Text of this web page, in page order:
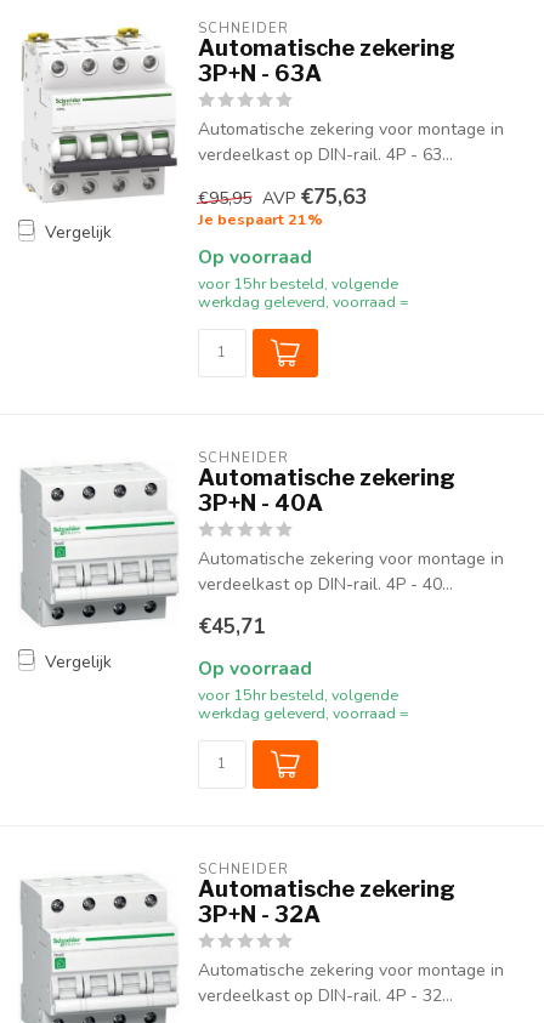
Vergelijk
SCHNEIDER
Automatische zekering
3P+N - 63A
Automatische zekering voor montage in
verdeelkast op DIN-rail. 4P - 63...
€95,95 AVP €75,63
Je bespaart 21%
Op voorraad
voor 15hr besteld, volgende
werkdag geleverd, voorraad =
Vergelijk
SCHNEIDER
Automatische zekering
3P+N - 40A
Automatische zekering voor montage in
verdeelkast op DIN-rail. 4P - 40...
€45,71
Op voorraad
voor 15hr besteld, volgende
werkdag geleverd, voorraad =
SCHNEIDER
Automatische zekering
3P+N - 32A
Automatische zekering voor montage in
verdeelkast op DIN-rail. 4P - 32...